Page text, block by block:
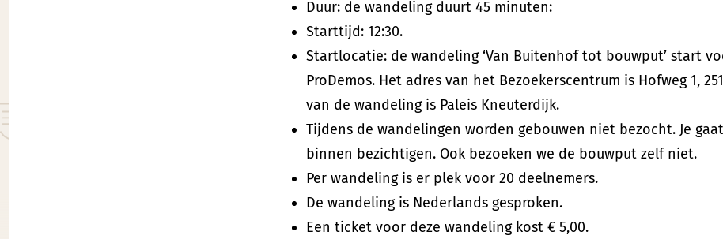
Duur: de wandeling duurt 45 minuten:
Starttijd: 12:30.
Startlocatie: de wandeling ‘Van Buitenhof tot bouwput’ start
ProDemos. Het adres van het Bezoekerscentrum is Hofweg 1,
van de wandeling is Paleis Kneuterdijk.
Tijdens de wandelingen worden gebouwen niet bezocht. Je
binnen bezichtigen. Ook bezoeken we de bouwput zelf niet.
Per wandeling is er plek voor 20 deelnemers.
De wandeling is Nederlands gesproken.
Een ticket voor deze wandeling kost € 5,00.